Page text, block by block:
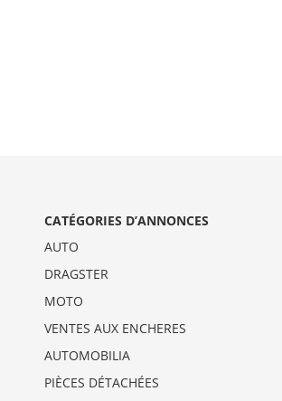
CATÉGORIES D’ANNONCES
AUTO
DRAGSTER
MOTO
VENTES AUX ENCHERES
AUTOMOBILIA
PIÈCES DÉTACHÉES